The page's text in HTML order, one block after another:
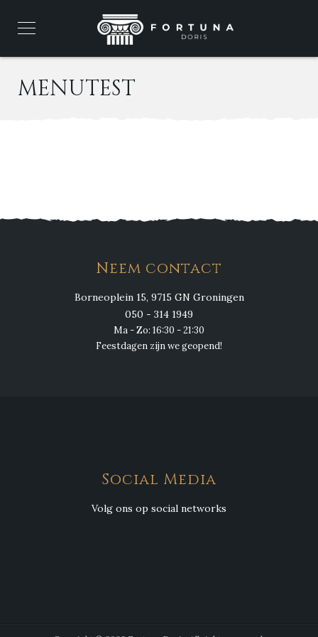
MENUTEST
Neem contact
Borneoplein 15, 9715 GN Groningen
050 - 314 1949
Ma - Zo: 16:30 - 21:30
Feestdagen zijn we geopend!
Social Media
Volg ons op social networks